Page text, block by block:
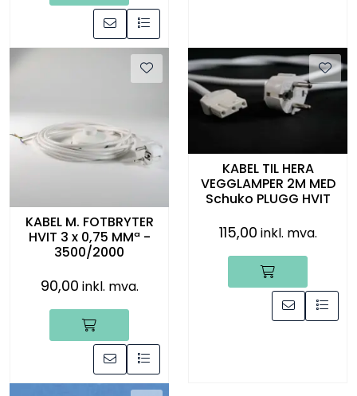
KABEL M. FOTBRYTER
HVIT 3 x 0,75 MMª -
3500/2000
90,00 inkl. mva.
KABEL TIL HERA
VEGGLAMPER 2M MED
Schuko PLUGG HVIT
115,00 inkl. mva.